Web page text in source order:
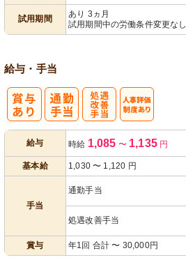
試用期間
あり 3ヵ月
試用期間中の労働条件変更なし
給与・手当
給与 時給 1,085 〜 1,135円
基本給 1,030 〜 1,120 円
手当
通勤手当
処遇改善手当
賞与
年1回 合計 〜 30,000円